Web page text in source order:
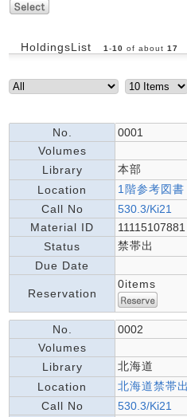
HoldingsList 1 -10 of about 17
No.
0001
Volumes
Library
本部
Location
1階参考図書
Call No
530.3/Ki21
Material ID
11115107881
Status
禁帯出
Due Date
Reservation
0items
No.
0002
Volumes
Library
北海道
Location
北海道禁帯出
Call No
530.3/Ki21